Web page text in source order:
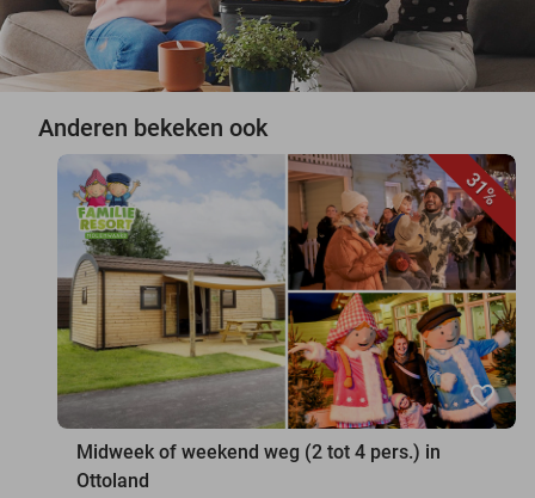
Anderen bekeken ook
31%
favorite_border
Midweek of weekend weg (2 tot 4 pers.) in
Ottoland